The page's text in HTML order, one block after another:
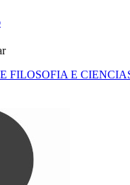
FILOSOFIA E